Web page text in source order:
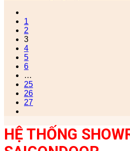
1
2
3
4
5
6
…
25
26
27
HỆ THỐNG